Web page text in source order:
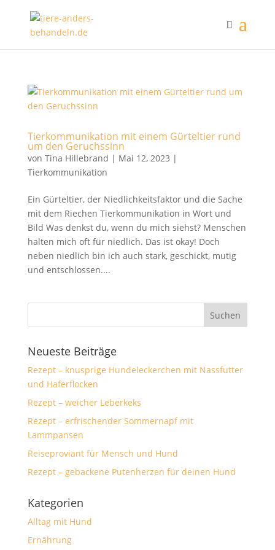
Tierkommunikation mit einem Gürteltier rund
um den Geruchssinn
von Tina Hillebrand | Mai 12, 2023 |
Tierkommunikation
Ein Gürteltier, der Niedlichkeitsfaktor und die Sache
mit dem Riechen Tierkommunikation in Wort und
Bild Was denkst du, wenn du mich siehst? Menschen
halten mich oft für niedlich. Das ist okay! Doch
neben niedlich bin ich auch stark, geschickt, mutig
und entschlossen....
Neueste Beiträge
Rezept – knusprige Hundeleckerchen mit Nassfutter
und Haferflocken
Rezept – weicher Leberkeks
Rezept – erfrischender Sommernapf mit
Lammpansen
Reiseproviant für Mensch und Hund
Rezept – gebackene Putenherzen für deinen Hund
Kategorien
Alltag mit Hund
Ernährung